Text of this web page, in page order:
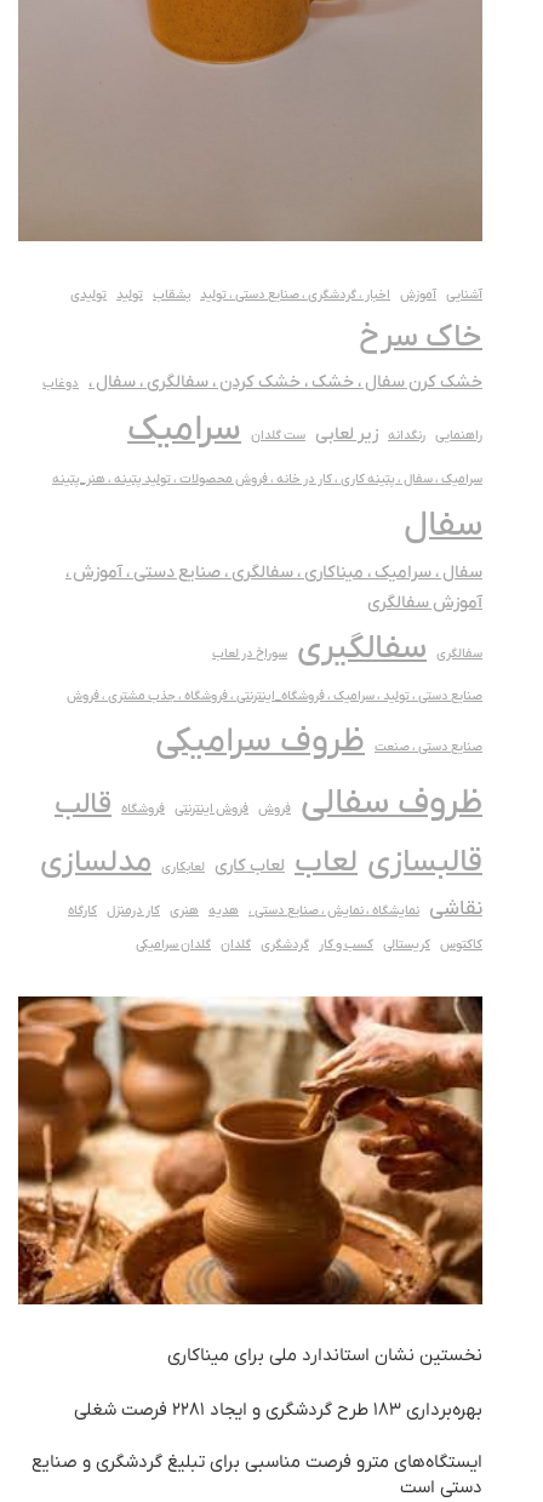
آشنایی آموزش اخبار ، گردشگری ، صنایع دستی ، تولید بشقاب تولید تولیدی
خاک سرخ
خشک کرن سفال ، خشک ، خشک کردن ، سفالگری ، سفال ، دوغاب
راهنمایی رنگدانه زیر لعابی ست گلدان سرامیک
سرامیک ، سفال ، پتینه کاری ، کار در خانه ، فروش محصولات ، تولید پتینه ، هنر_پتینه
سفال
سفال ، سرامیک ، میناکاری ، سفالگری ، صنایع دستی ، آموزش ،
آموزش سفالگری
سفالگری سفالگیری سوراخ در لعاب
صنایع دستی ، تولید ، سرامیک ، فروشگاه_اینترنتی ، فروشگاه ، جذب مشتری ، فروش
صنایع دستی ، صنعت ظروف سرامیکی
ظروف سفالی فروش فروش اینترنتی فروشگاه قالب
قالبسازی لعاب لعاب کاری لعابکاری مدلسازی
نقاشی نمایشگاه ، نمایش ، صنایع دستی ، هدیه هنری کار درمنزل کارگاه
کاکتوس کریستالی کسب و کار گردشگری گلدان گلدان سرامیکی
نخستین نشان استاندارد ملی برای میناکاری
بهره‌برداری ١٨٣ طرح گردشگری و ایجاد ٢٢٨١ فرصت شغلی
ایستگاه‌های مترو فرصت مناسبی برای تبلیغ گردشگری و صنایع
دستی است